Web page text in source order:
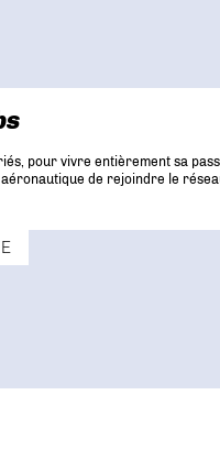
pour vivre entièrement sa
de rejoindre le